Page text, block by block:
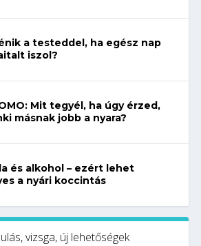
a testeddel, ha egész nap
iszol?
Mit tegyél, ha úgy érzed,
másnak jobb a nyara?
és alkohol – ezért lehet
a nyári koccintás
vizsga, új lehetőségek